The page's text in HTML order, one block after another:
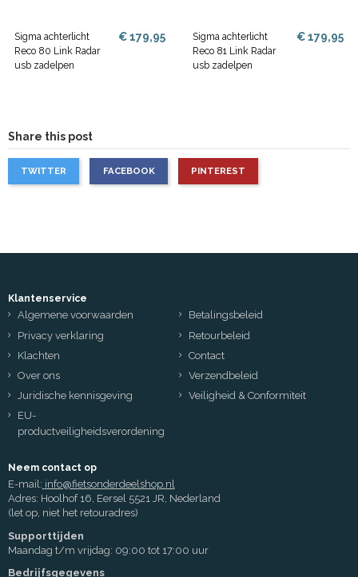
Sigma achterlicht
Reco 80 Link Radar
usb zadelpen
€ 179,95
Sigma achterlicht
Reco 81 Link Radar
usb zadelpen
€ 179,95
Share this post
TWITTER FACEBOOK PINTEREST
Klantenservice
Algemene voorwaarden
Betalingsbeleid
Privacy verklaring
Retourbeleid
Klachten
Contact
Over ons
Verzendbeleid
Juridische kennisgeving
Veiligheid & Conformiteit
EU-
productveiligheidsverordening
Neem contact op
E-mail: info@fietsonderdeelshop.nl
Adres: Hoolhof 16, Eersel 5521 JR, Nederland
(let op, niet het retouradres)
Supporttijden
Maandag t/m vrijdag: 09:00 tot 17:00 uur
Bedrijfsgegevens